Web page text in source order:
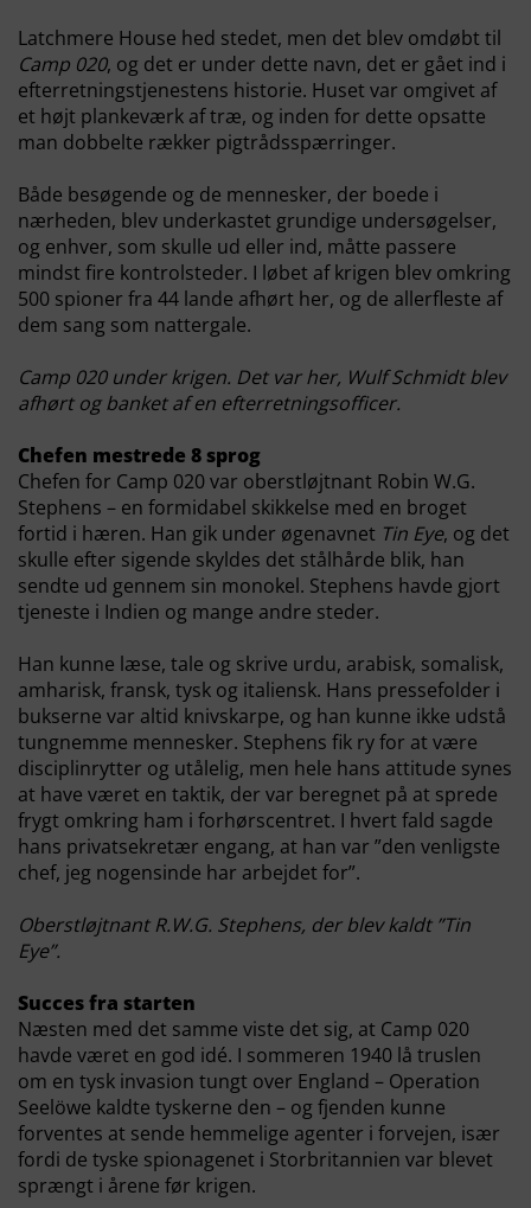
Latchmere House hed stedet, men det blev omdøbt til
Camp 020, og det er under dette navn, det er gået ind i
efterretningstjenestens historie. Huset var omgivet af
et højt plankeværk af træ, og inden for dette opsatte
man dobbelte rækker pigtrådsspærringer.
Både besøgende og de mennesker, der boede i
nærheden, blev underkastet grundige undersøgelser,
og enhver, som skulle ud eller ind, måtte passere
mindst fire kontrolsteder. I løbet af krigen blev omkring
500 spioner fra 44 lande afhørt her, og de allerfleste af
dem sang som nattergale.
Camp 020 under krigen. Det var her, Wulf Schmidt blev
afhørt og banket af en efterretningsofficer.
Chefen mestrede 8 sprog
Chefen for Camp 020var oberstløjtnant Robin W.G.
Stephens – en formidabel skikkelse med en broget
fortid i hæren. Han gik under øgenavnet Tin Eye, og det
skulle efter sigende skyldes det stålhårde blik, han
sendte ud gennem sin monokel. Stephens havde gjort
tjeneste i Indien og mange andre steder.
Han kunne læse, tale og skrive urdu, arabisk, somalisk,
amharisk, fransk, tysk og italiensk. Hans pressefolder i
bukserne var altid knivskarpe, og han kunne ikke udstå
tungnemme mennesker. Stephens fik ry for at være
disciplinrytter og utålelig, men hele hans attitude synes
at have været en taktik, der var beregnet på at sprede
frygt omkring ham i forhørscentret. I hvert fald sagde
hans privatsekretær engang, at han var ”den venligste
chef, jeg nogensinde har arbejdet for”.
Oberstløjtnant R.W.G. Stephens, der blev kaldt ”Tin
Eye”.
Succes fra starten
Næsten med det samme viste det sig, at Camp 020
havde været en god idé. I sommeren 1940 lå truslen
om en tysk invasion tungt over England – Operation
Seelöwe kaldte tyskerne den – og fjenden kunne
forventes at sende hemmelige agenter i forvejen, især
fordi de tyske spionagenet i Storbritannien var blevet
sprængt i årene før krigen.